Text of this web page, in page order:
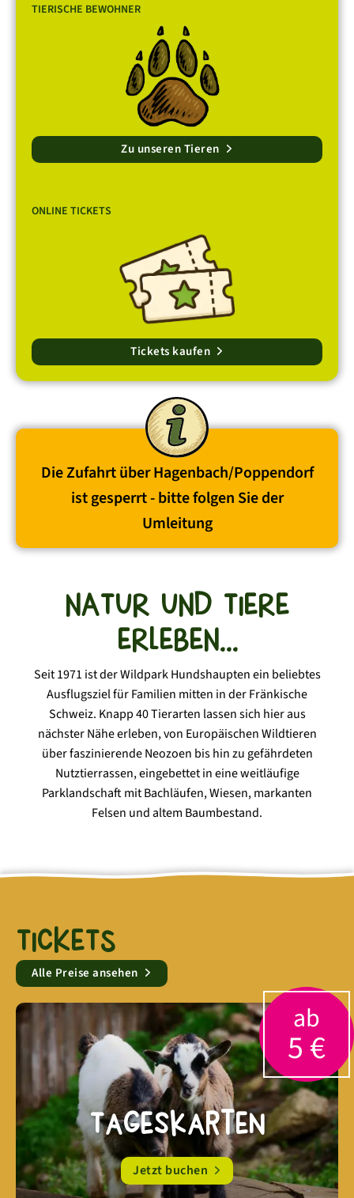
TIERISCHE BEWOHNER
Zu unseren Tieren
ONLINE TICKETS
Tickets kaufen
Die Zufahrt über Hagenbach/Poppendorf
ist gesperrt - bitte folgen Sie der
Umleitung
NATUR UND TIERE
ERLEBEN...
Seit 1971 ist der Wildpark Hundshaupten ein beliebtes
Ausflugsziel für Familien mitten in der Fränkische
Schweiz. Knapp 40 Tierarten lassen sich hier aus
nächster Nähe erleben, von Europäischen Wildtieren
über faszinierende Neozoen bis hin zu gefährdeten
Nutztierrassen, eingebettet in eine weitläufige
Parklandschaft mit Bachläufen, Wiesen, markanten
Felsen und altem Baumbestand.
TICKETS
Alle Preise ansehen
Tageskarten
Jetzt buchen
ab
5 €